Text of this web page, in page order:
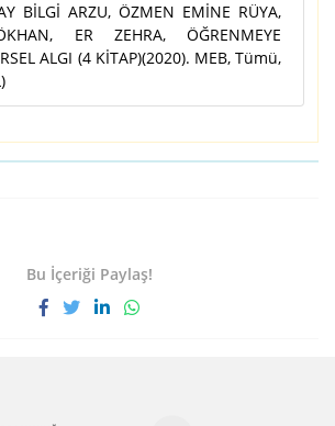
BİLGİ ARZU, ÖZMEN EMİNE RÜYA,
ER ZEHRA, ÖĞRENMEYE
ALGI (4 KİTAP)(2020). MEB, Tümü,
Bu İçeriği Paylaş!